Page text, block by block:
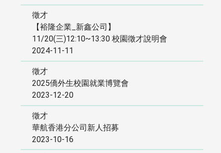
徵才
【裕隆企業_新鑫公司】
11/20(三)12:10~13:30 校園徵才說明會
2024-11-11
徵才
2025僑外生校園就業博覽會
2023-12-20
徵才
華航香港分公司新人招募
2023-10-16